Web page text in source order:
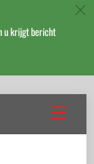
u krijgt bericht
c
Menu